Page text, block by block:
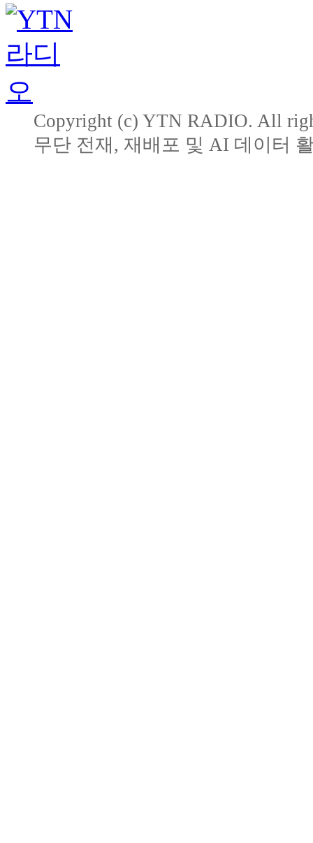
Copyright (c) YTN RADIO. All
무단 전재, 재배포 및 AI 데이터